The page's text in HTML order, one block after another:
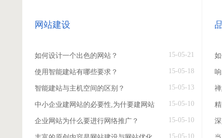
网站建设
如何设计一个出色的网站？ 15-05-21
使用智能建站有哪些要求？ 15-05-18
智能建站与主机空间的区别？ 15-05-13
中小企业建网站的必要性,为什要建网站 15-05-10
企业网站为什么要进行网络推广？ 15-05-10
15-05-10